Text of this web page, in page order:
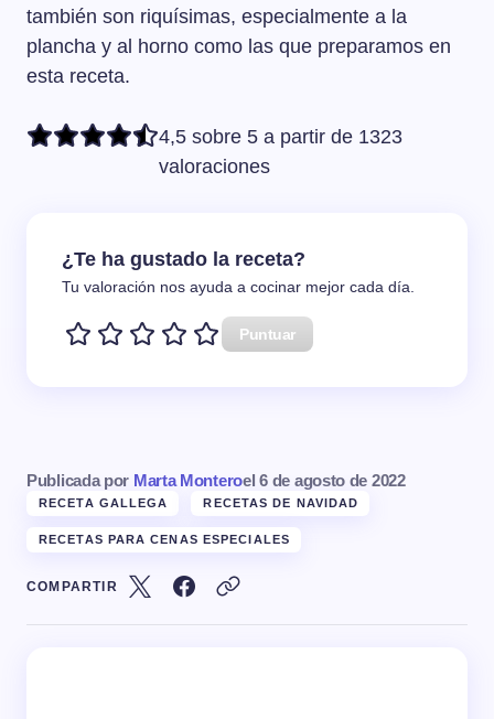
también son riquísimas, especialmente a la
plancha y al horno como las que preparamos en
esta receta.
4,5 sobre 5 a partir de 1323
valoraciones
¿Te ha gustado la receta?
Tu valoración nos ayuda a cocinar mejor cada día.
Puntuar
Publicada por Marta Monteroel 6 de agosto de 2022
RECETA GALLEGA RECETAS DE NAVIDAD
RECETAS PARA CENAS ESPECIALES
COMPARTIR